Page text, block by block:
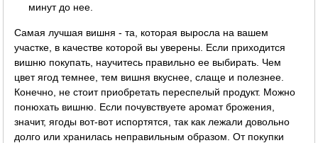
минут до нее.
Самая лучшая вишня - та, которая выросла на вашем
участке, в качестве которой вы уверены. Если приходится
вишню покупать, научитесь правильно ее выбирать. Чем
цвет ягод темнее, тем вишня вкуснее, слаще и полезнее.
Конечно, не стоит приобретать переспелый продукт. Можно
понюхать вишню. Если почувствуете аромат брожения,
значит, ягоды вот-вот испортятся, так как лежали довольно
долго или хранилась неправильным образом. От покупки